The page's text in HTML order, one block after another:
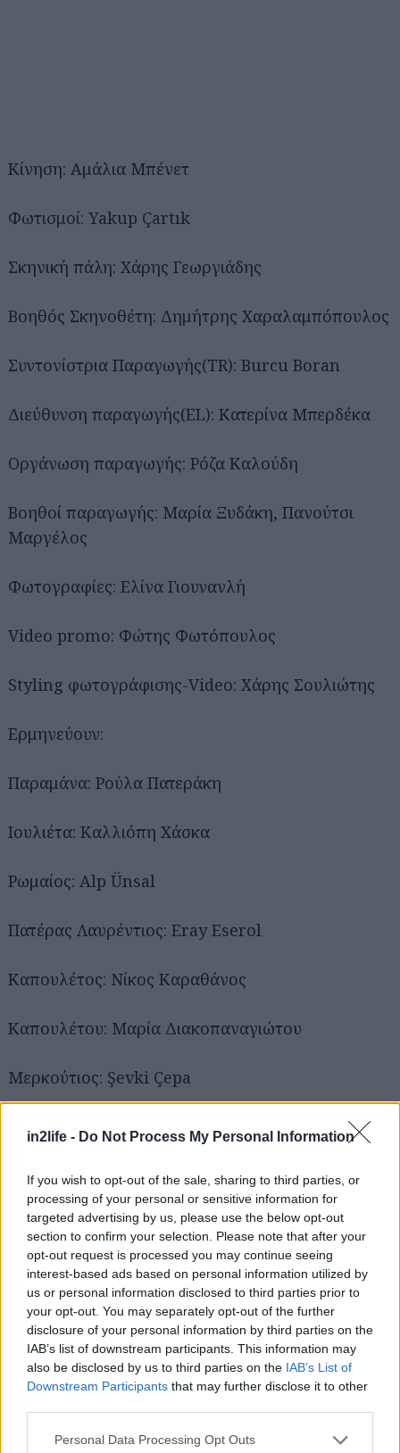
in2life - Do Not Process My Personal Information
If you wish to opt-out of the sale, sharing to third parties, or
processing of your personal or sensitive information for
targeted advertising by us, please use the below opt-out
section to confirm your selection. Please note that after your
opt-out request is processed you may continue seeing
interest-based ads based on personal information utilized by
us or personal information disclosed to third parties prior to
your opt-out. You may separately opt-out of the further
disclosure of your personal information by third parties on the
IAB’s list of downstream participants. This information may
also be disclosed by us to third parties on the IAB’s List of
Downstream Participants that may further disclose it to other
Please note that this website/app uses one or more Google
Personal Data Processing Opt Outs
Κίνηση: Αμάλια Μπένετ
Φωτισμοί: Yakup Çartık
Σκηνική πάλη: Χάρης Γεωργιάδης
Βοηθός Σκηνοθέτη: Δημήτρης Χαραλαμπόπουλος
Συντονίστρια Παραγωγής(TR): Burcu Boran
Διεύθυνση παραγωγής(EL): Κατερίνα Μπερδέκα
Οργάνωση παραγωγής: Ρόζα Καλούδη
Βοηθοί παραγωγής: Μαρία Ξυδάκη, Πανούτσι
Μαργέλος
Φωτογραφίες: Ελίνα Γιουνανλή
Video promo: Φώτης Φωτόπουλος
Styling φωτογράφισης-Video: Χάρης Σουλιώτης
Ερμηνεύουν:
Παραμάνα: Ρούλα Πατεράκη
Ιουλιέτα: Καλλιόπη Χάσκα
Ρωμαίος: Alp Ünsal
Πατέρας Λαυρέντιος: Eray Eserol
Καπουλέτος: Νίκος Καραθάνος
Καπουλέτου: Μαρία Διακοπαναγιώτου
Μερκούτιος: Şevki Çepa
Μπενβόλιο: Efe Akercan
Τυβάλδος: Σπύρος Μαραγκουδάκης
Πάρις: Νίκος Κωνσταντόπουλος
Σαμψών/Υπηρέτης: Δημήτρης Χαραλαμπόπουλος
Ημερομηνίες:
19 Απριλίου 2024: Πρεμιέρα στην Άγκυρα